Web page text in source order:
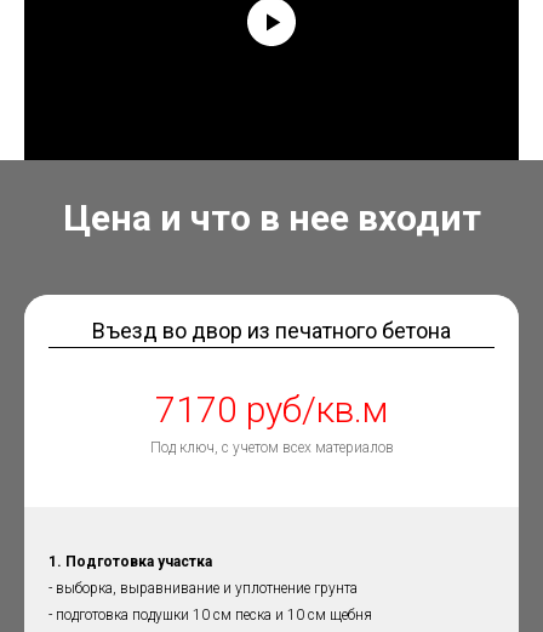
Цена и что в нее входит
Въезд во двор из печатного бетона
7170 руб/кв.м
Под ключ, с учетом всех материалов
1. Подготовка участка
- выборка, выравнивание и уплотнение грунта
- подготовка подушки 10 см песка и 10 см щебня